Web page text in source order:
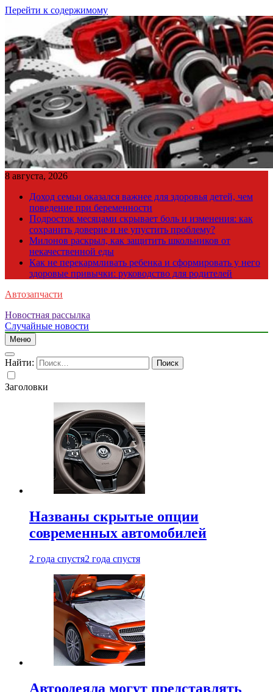
Перейти к содержимому
8 августа, 2026
Доход семьи оказался важнее для здоровья детей, чем
поведение при беременности
Подросток месяцами скрывает боль и изменения: как
сохранить доверие и не упустить проблему?
Милонов раскрыл, как защитить школьников от
некачественной еды
Как не перекармливать ребенка и сформировать у него
здоровые привычки: руководство для родителей
Автозапчасти
Новостная рассылка
Случайные новости
Меню
Найти:
Заголовки
Названы скрытые опции
современных автомобилей
2 года спустя2 года спустя
Автоодеяла могут представлять